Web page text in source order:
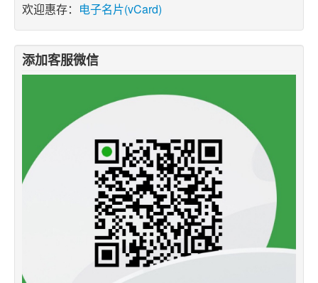
欢迎惠存： 电子名片(vCard)
添加客服微信